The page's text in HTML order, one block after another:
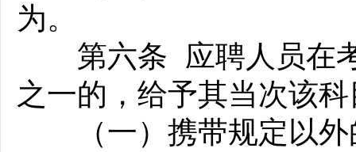
为。
第六条 应聘人员在考
之一的，给予其当次该
（一）携带规定以外